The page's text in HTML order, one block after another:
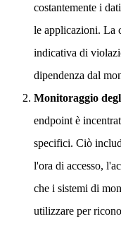
costantemente i
le applicazioni. La
indicativa di
dipendenza dal
Monitoraggio
endpoint è
specifici. Ciò
l'ora di accesso,
che i sistemi di
utilizzare per